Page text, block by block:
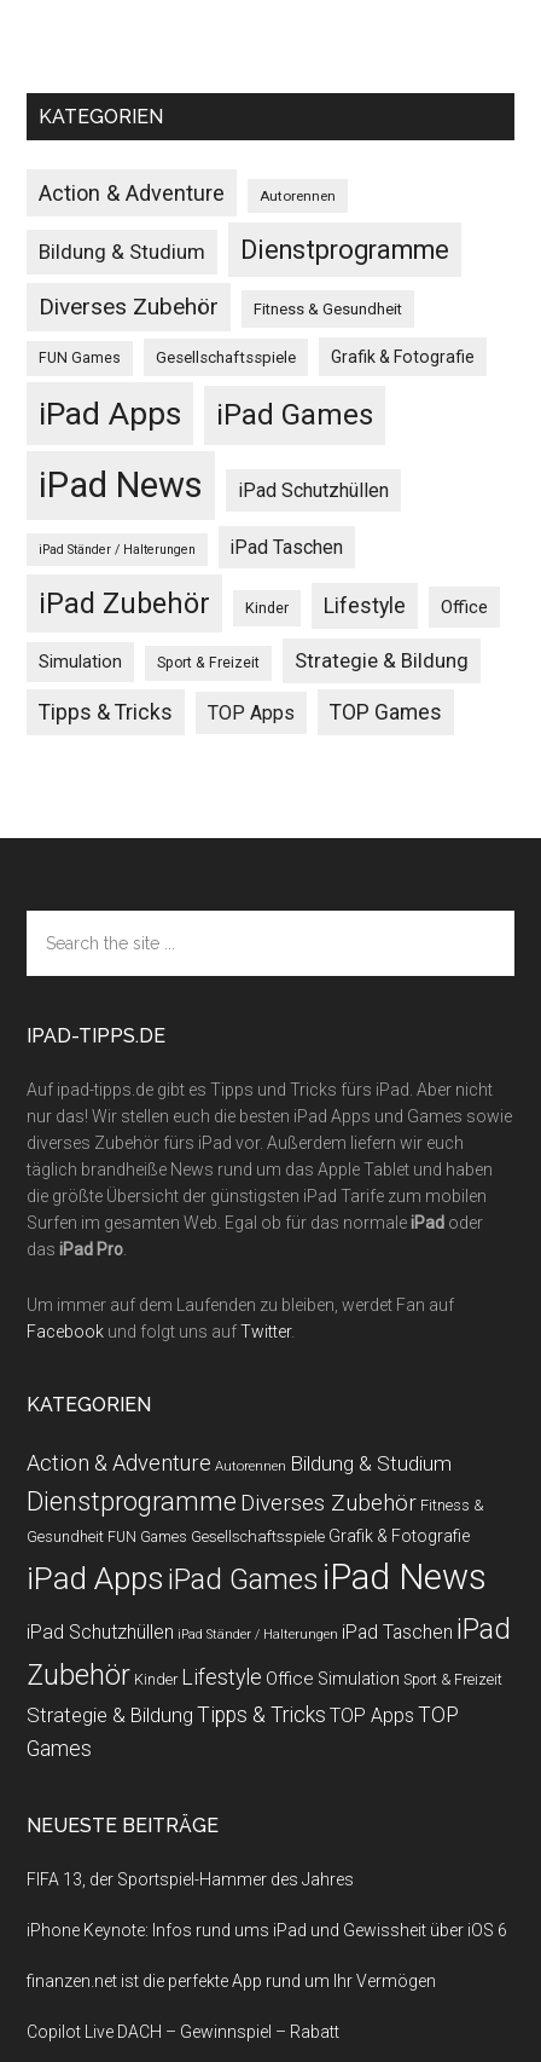
KATEGORIEN
Action & Adventure Autorennen
Bildung & Studium Dienstprogramme
Diverses Zubehör Fitness & Gesundheit
FUN Games Gesellschaftsspiele Grafik & Fotografie
iPad Apps iPad Games
iPad News iPad Schutzhüllen
iPad Ständer / Halterungen iPad Taschen
iPad Zubehör Kinder Lifestyle Office
Simulation Sport & Freizeit Strategie & Bildung
Tipps & Tricks TOP Apps TOP Games
Footer
the
site
IPAD-TIPPS.DE
Auf ipad-tipps.de gibt es Tipps und Tricks fürs iPad. Aber nicht
nur das! Wir stellen euch die besten iPad Apps und Games sowie
diverses Zubehör fürs iPad vor. Außerdem liefern wir euch
täglich brandheiße News rund um das Apple Tablet und haben
die größte Übersicht der günstigsten iPad Tarife zum mobilen
Surfen im gesamten Web. Egal ob für das normaleiPad oder
dasiPad Pro
Um immer auf dem Laufenden zu bleiben, werdet Fan auf
Facebook und folgt uns aufTwitter.
KATEGORIEN
Action & Adventure Autorennen Bildung & Studium
Dienstprogramme Diverses Zubehör Fitness &
Gesundheit FUN Games Gesellschaftsspiele Grafik & Fotografie
iPad Apps iPad Games iPad News
iPad Schutzhüllen iPad Ständer / Halterungen iPad Taschen iPad
Zubehör Kinder Lifestyle Office Simulation Sport & Freizeit
Strategie & Bildung Tipps & Tricks TOP Apps TOP
Games
NEUESTE BEITRÄGE
FIFA 13, der Sportspiel-Hammer des Jahres
iPhone Keynote: Infos rund ums iPad und Gewissheit über iOS 6
finanzen.net ist die perfekte App rund um Ihr Vermögen
Copilot Live DACH – Gewinnspiel – Rabatt